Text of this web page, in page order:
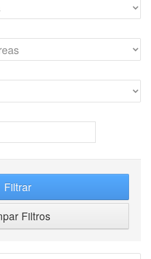
Filtrar
Filtros